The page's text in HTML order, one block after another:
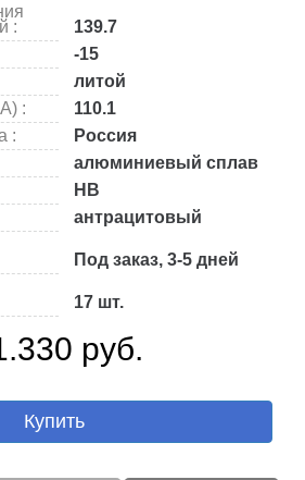
:
139.7
-15
литой
:
110.1
:
Россия
алюминиевый сплав
HB
антрацитовый
Под заказ, 3-5 дней
17 шт.
руб.
Купить